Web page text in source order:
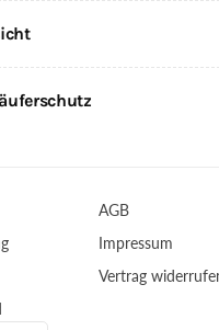
AGB
Impressum
Vertrag